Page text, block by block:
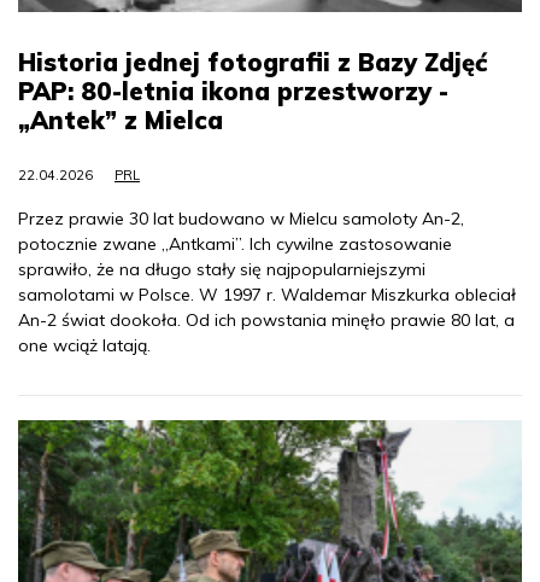
Historia jednej fotografii z Bazy Zdjęć
PAP: 80-letnia ikona przestworzy -
„Antek” z Mielca
22.04.2026 PRL
Przez prawie 30 lat budowano w Mielcu samoloty An-2,
potocznie zwane „Antkami”. Ich cywilne zastosowanie
sprawiło, że na długo stały się najpopularniejszymi
samolotami w Polsce. W 1997 r. Waldemar Miszkurka obleciał
An-2 świat dookoła. Od ich powstania minęło prawie 80 lat, a
one wciąż latają.